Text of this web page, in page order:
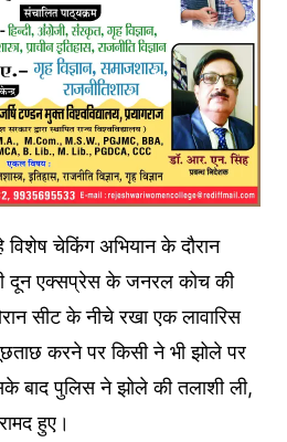
विशेष चेकिंग अभियान के दौरान
दून एक्सप्रेस के जनरल कोच की
सीट के नीचे रखा एक लावारिस
करने पर किसी ने भी झोले पर
बाद पुलिस ने झोले की तलाशी ली,
हुए।